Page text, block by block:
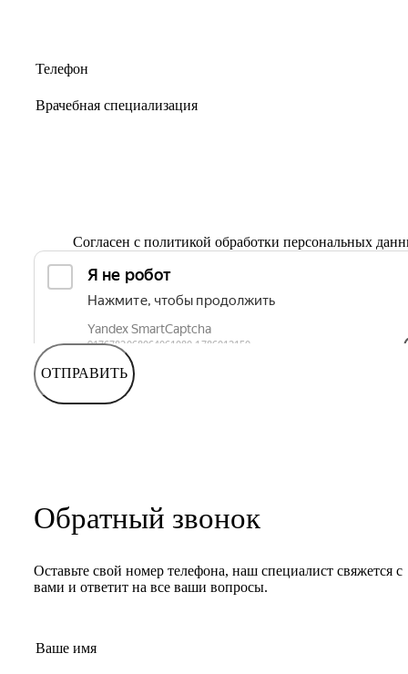
Согласен с политикой обработки персональных
ОТПРАВИТЬ
Обратный звонок
Оставьте свой номер телефона, наш специалист свяжется с
вами и ответит на все ваши вопросы.